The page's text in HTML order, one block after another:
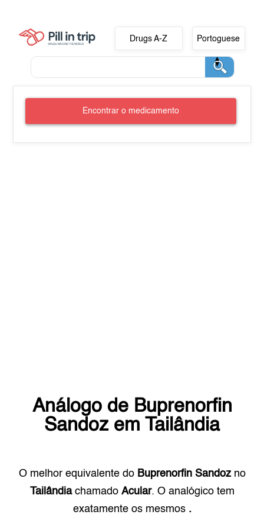
Drugs A-Z Portoguese
Encontrar o medicamento
Análogo de Buprenorfin
Sandozem Tailândia
O melhor equivalente do Buprenorfin Sandozno
Tailândiachamado Acular. O analógico tem
exatamente os mesmos .